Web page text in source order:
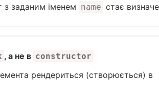
з заданим іменем name стає
, а не в constructor
рендериться (створюється) в